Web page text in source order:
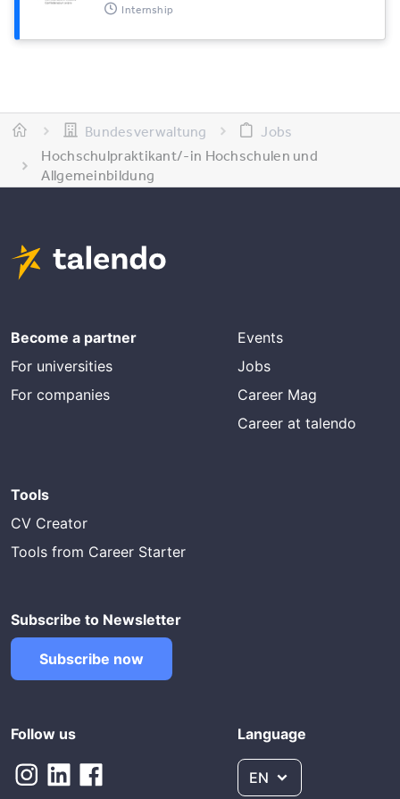
Internship
Bundesverwaltung
Jobs
Hochschulpraktikant/-in Hochschulen und
Allgemeinbildung
Become a partner
For universities
For companies
Events
Jobs
Career Mag
Career at talendo
Tools
CV Creator
Tools from Career Starter
Subscribe to Newsletter
Subscribe now
Follow us Language
EN